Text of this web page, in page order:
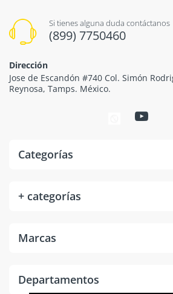
Si tienes alguna duda contáctanos
(899) 7750460
Dirección
Jose de Escandón #740 Col. Simón
Reynosa, Tamps. México.
Categorías
+ categorías
Marcas
Departamentos